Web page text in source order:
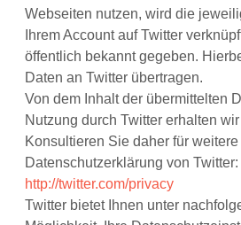
Webseiten nutzen, wird die
Ihrem Account auf Twitter
öffentlich bekannt gegeben.
Daten an Twitter übertragen.
Von dem Inhalt der übermittelten
Nutzung durch Twitter erhalten
Konsultieren Sie daher für
Datenschutzerklärung von Twitter:
http://twitter.com/privacy
Twitter bietet Ihnen unter